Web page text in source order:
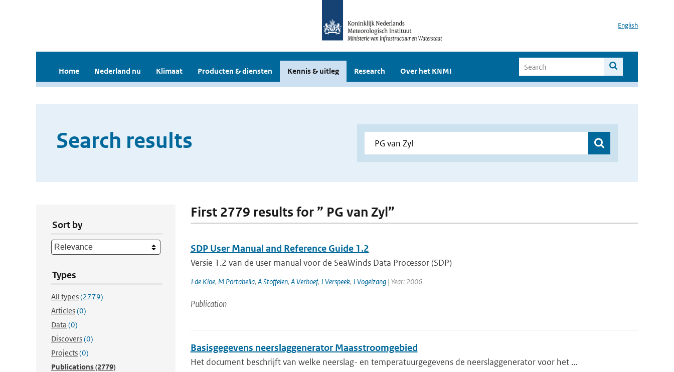
English
Home Nederland nu Klimaat Producten & diensten Kennis & uitleg Research Over het KNMI
Search results
Sort by
Types
All types(2779)
Articles(0)
Data (0)
Discovers(0)
Projects(0)
Publications(2779)
First 2779 results for ” PG van Zyl”
SDP User Manual and Reference Guide 1.2
Versie 1.2 van de user manual voor de SeaWinds Data Processor (SDP)
J de Kloe, M Portabella, A Stoffelen, A Verhoef, J Verspeek, J Vogelzang| Year: 2006
Publication
Basisgegevens neerslaggenerator Maasstroomgebied
Het document beschrijft van welke neerslag- en temperatuurgegevens de neerslaggenerator voor het ...